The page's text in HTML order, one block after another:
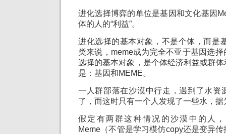
进化选择博弈的单位是基因和文化基因
体的人的“利益”。
进化选择的基本对象，不是个体，而是
类来说，meme成为完全不亚于基因选
选择的基本对象，是个体经济利益或群
是：基因和MEME。
一人群部落在沙漠中行走，遇到了水资
了，而这时只有一个人发现了一些水，据
假定有两群这种情况的沙漠中的人
Meme（不管是学习模仿copy还是变异